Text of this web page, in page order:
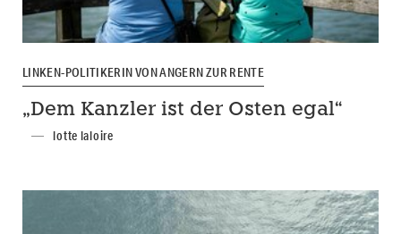
LINKEN-POLITIKERIN VON ANGERN ZUR RENTE
„Dem Kanzler ist der Osten egal“
lotte laloire